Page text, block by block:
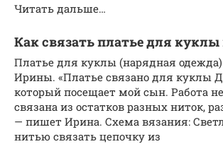
Читать дальше…
Как связать платье для
Платье для куклы (нарядная одежда)
Ирины. «Платье связано для куклы
который посещает мой сын. Работа
связана из остатков разных ниток,
— пишет Ирина. Схема вязания:
нитью связать цепочку из